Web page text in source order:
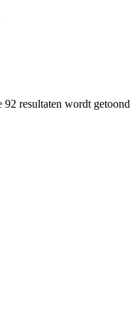
92 resultaten wordt getoond